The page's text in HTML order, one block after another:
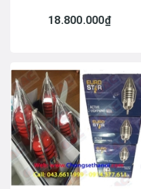
18.800.000₫